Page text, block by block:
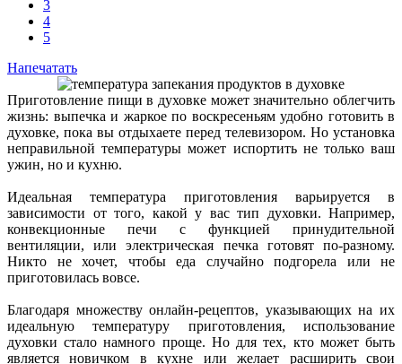
3
4
5
Напечатать
Приготовление пищи в духовке может значительно облегчить
жизнь: выпечка и жаркое по воскресеньям удобно готовить в
духовке, пока вы отдыхаете перед телевизором. Но установка
неправильной температуры может испортить не только ваш
ужин, но и кухню.
Идеальная температура приготовления варьируется в
зависимости от того, какой у вас тип духовки. Например,
конвекционные печи с функцией принудительной
вентиляции, или электрическая печка готовят по-разному.
Никто не хочет, чтобы еда случайно подгорела или не
приготовилась вовсе.
Благодаря множеству онлайн-рецептов, указывающих на их
идеальную температуру приготовления, использование
духовки стало намного проще. Но для тех, кто может быть
является новичком в кухне или желает расширить свои